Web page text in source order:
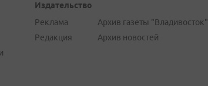
Издательство
Реклама
Редакция
Архив газеты "Владивосток"
Архив новостей